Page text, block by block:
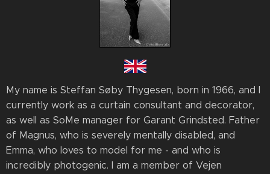
My name is Steffan Søby Thygesen, born in 1966, and I
currently work as a curtain consultant and decorator,
as well as SoMe manager for Garant Grindsted. Father
of Magnus, who is severely mentally disabled, and
Emma, ​​who loves to model for me - and who is
incredibly photogenic. I am a member of Vejen